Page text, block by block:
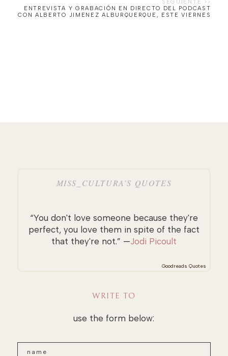
ENTREVISTA Y GRABACIÓN EN DIRECTO DEL PODCAST
CON ALBERTO JIMENEZ ALBURQUERQUE, ESTE VIERNES
MISS_CULTURA’S QUOTES
“You don't love someone because they're
perfect, you love them in spite of the fact
that they're not.” —Jodi Picoult
Goodreads Quotes
WRITE TO
use the form below: